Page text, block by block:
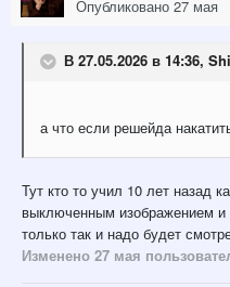
Опубликовано 27 мая
В 27.05.2026 в 14:36,
а что если решейда
Тут кто то учил 10 лет назад
выключенным изображением
только так и надо будет
Изменено 27 мая